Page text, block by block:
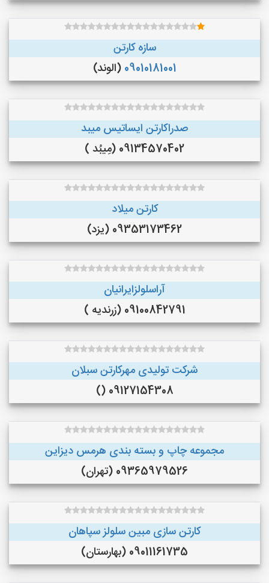
سازه کارتن
09010181001 (الوند)
صدراکارتن ایساتیس میبد
09134570402 (مِیبُد )
کارتن میلاد
09353173462 (یزد)
آراسلولزایرانیان
09100842791 (زرندیه )
شرکت تولیدی مهرکارتن سبلان
09127154308 ()
مجموعه چاپ و بسته بندی هرمس دیزاین
09365979526 (تهران)
کارتن سازی مبین سلولز سپاهان
09011161735 (بهارستان)